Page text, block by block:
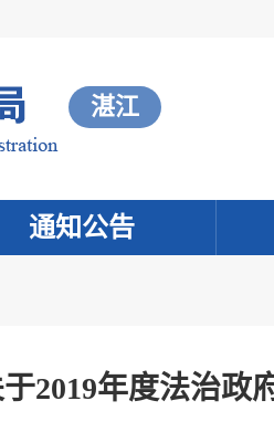
湛江
通知公告
2019年度法治政